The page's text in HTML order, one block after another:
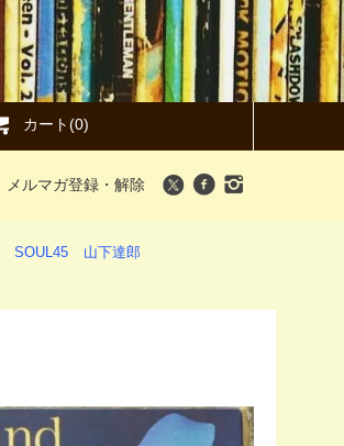
カート(0)
メルマガ登録・解除
SOUL45
山下達郎